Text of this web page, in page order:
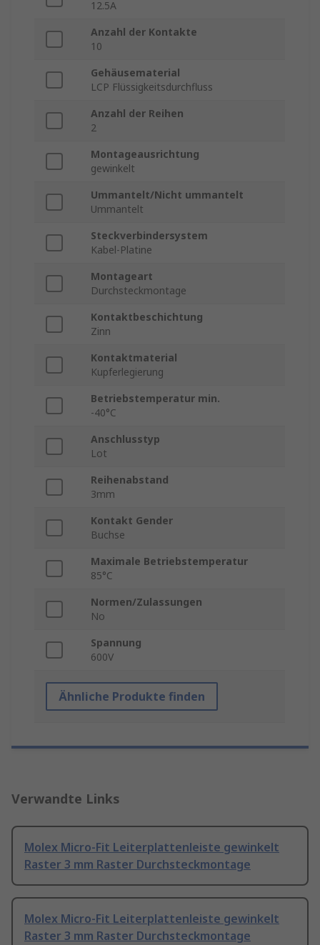
12.5A
Anzahl der Kontakte
10
Gehäusematerial
LCP Flüssigkeitsdurchfluss
Anzahl der Reihen
2
Montageausrichtung
gewinkelt
Ummantelt/Nicht ummantelt
Ummantelt
Steckverbindersystem
Kabel-Platine
Montageart
Durchsteckmontage
Kontaktbeschichtung
Zinn
Kontaktmaterial
Kupferlegierung
Betriebstemperatur min.
-40°C
Anschlusstyp
Lot
Reihenabstand
3mm
Kontakt Gender
Buchse
Maximale Betriebstemperatur
85°C
Normen/Zulassungen
No
Spannung
600V
Ähnliche Produkte finden
Verwandte Links
Molex Micro-Fit Leiterplattenleiste gewinkelt
Raster 3 mm Raster Durchsteckmontage
Molex Micro-Fit Leiterplattenleiste gewinkelt
Raster 3 mm Raster Durchsteckmontage